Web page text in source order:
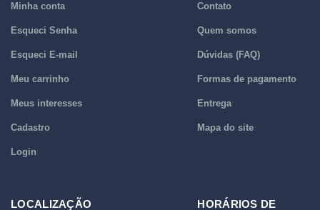
Minha conta
Esqueci Senha
Esqueci E-mail
Meu carrinho
Meus interesses
Cadastro
Login
Contato
Quem somos
Dúvidas (FAQ)
Formas de pagamento
Entrega
Mapa do site
LOCALIZAÇÃO
HORÁRIOS DE